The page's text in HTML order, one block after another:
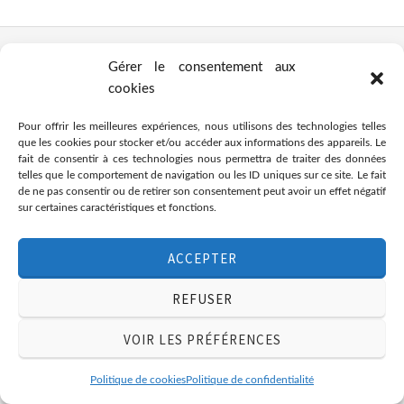
Gérer le consentement aux
cookies
Pour offrir les meilleures expériences, nous utilisons des technologies telles
que les cookies pour stocker et/ou accéder aux informations des appareils. Le
fait de consentir à ces technologies nous permettra de traiter des données
telles que le comportement de navigation ou les ID uniques sur ce site. Le fait
de ne pas consentir ou de retirer son consentement peut avoir un effet négatif
sur certaines caractéristiques et fonctions.
ACCEPTER
REFUSER
VOIR LES PRÉFÉRENCES
Politique de cookiesPolitique de confidentialité
02.76.08.72.67
associationcitemomes@gmail.com
© 2021 Citemomes | Découvrir, créer et rêver